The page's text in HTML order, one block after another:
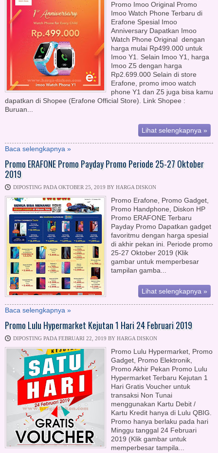
Promo Imoo Original Promo
Imoo Watch Phone Terbaru di
Erafone Spesial Imoo
Anniversary Dapatkan Imoo
Watch Phone Original dengan
harga mulai Rp499.000 untuk
Imoo Y1. Selain Imoo Y1, harga
Imoo Z5 dengan harga
Rp2.699.000 Selain di store
Erafone, promo imoo watch
phone Y1 dan Z5 juga bisa kamu
dapatkan di Shopee (Erafone Official Store). Link Shopee :
Buruan...
Lihat selengkapnya »
Baca selengkapnya »
Promo ERAFONE Promo Payday Promo Periode 25-27 Oktober
2019
DIPOSTING PADA OKTOBER 25, 2019 BY HARGA DISKON
Promo Erafone, Promo Gadget,
Promo Handphone, Diskon HP
Promo ERAFONE Terbaru
Payday Promo Dapatkan gadget
favoritmu dengan harga spesial
di akhir pekan ini. Periode promo
25-27 Oktober 2019 (Klik
gambar untuk memperbesar
tampilan gamba...
Lihat selengkapnya »
Baca selengkapnya »
Promo Lulu Hypermarket Kejutan 1 Hari 24 Februari 2019
DIPOSTING PADA FEBRUARI 22, 2019 BY HARGA DISKON
Promo Lulu Hypermarket, Promo
Gadget, Promo Elektronik,
Promo Akhir Pekan Promo Lulu
Hypermarket Terbaru Kejutan 1
Hari Gratis Voucher untuk
transaksi Non Tunai
menggunakan Kartu Debit /
Kartu Kredit hanya di Lulu QBIG.
Promo hanya berlaku pada hari
Minggu tanggal 24 Februari
2019 (Klik gambar untuk
memperbesar tampila...